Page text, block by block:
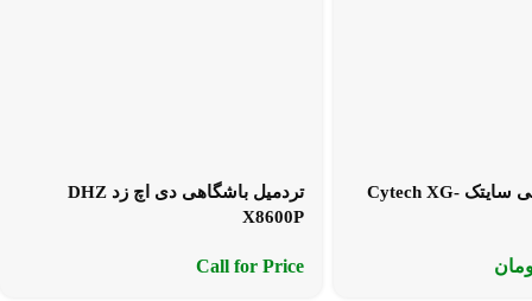
تردمیل باشگاهی سایتک Cytech XG-
تردمیل باشگاهی دی اچ زد DHZ
X8600P
Call for Price